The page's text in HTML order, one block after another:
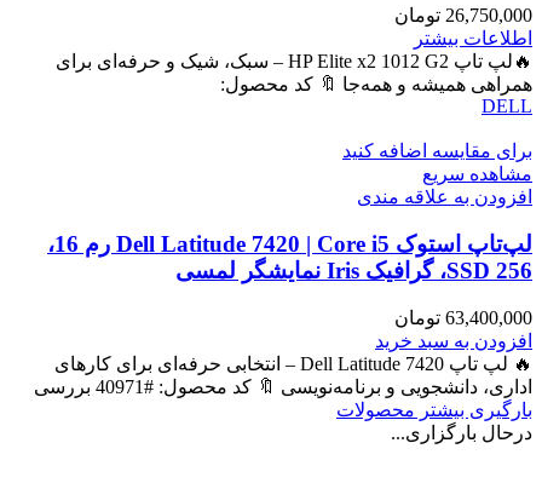
26,750,000 تومان
اطلاعات بیشتر
🔥لپ تاپ HP Elite x2 1012 G2 – سبک، شیک و حرفه‌ای برای
همراهی همیشه و همه‌جا 🔖 کد محصول:
DELL
برای مقایسه اضافه کنید
مشاهده سریع
افزودن به علاقه مندی
لپ‌تاپ استوک Dell Latitude 7420 | Core i5 رم 16،
SSD 256، گرافیک Iris نمایشگر لمسی
63,400,000 تومان
افزودن به سبد خرید
🔥 لپ تاپ Dell Latitude 7420 – انتخابی حرفه‌ای برای کارهای
اداری، دانشجویی و برنامه‌نویسی 🔖 کد محصول: #40971 بررسی
بارگیری بیشتر محصولات
درحال بارگزاری...